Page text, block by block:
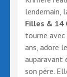
lendemain,
Filles & 14
tourne avec
ans, adore
auparavant
son père.